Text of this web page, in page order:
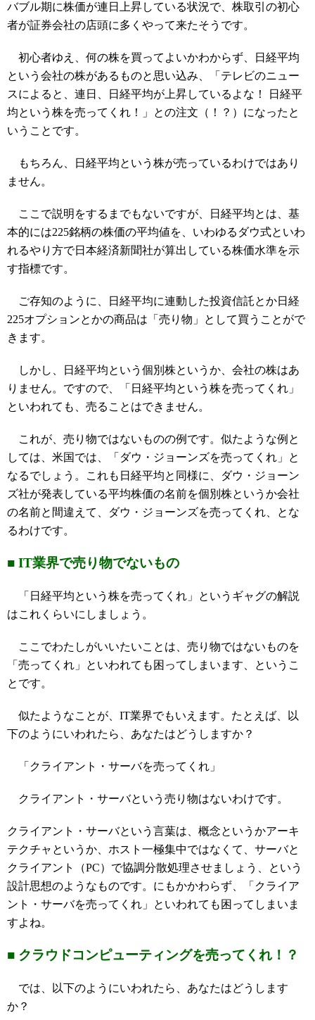
バブル期に株価が連日上昇している状況で、株取引の初心
者が証券会社の店頭に多くやって来たそうです。
初心者ゆえ、何の株を買ってよいかわからず、日経平均
という会社の株があるものと思い込み、「テレビのニュー
スによると、連日、日経平均が上昇しているよな！ 日経平
均という株を売ってくれ！」との注文（！？）になったと
いうことです。
もちろん、日経平均という株が売っているわけではあり
ません。
ここで説明をするまでもないですが、日経平均とは、基
本的には225銘柄の株価の平均値を、いわゆるダウ式といわ
れるやり方で日本経済新聞社が算出している株価水準を示
す指標です。
ご存知のように、日経平均に連動した投資信託とか日経
225オプションとかの商品は「売り物」として買うことがで
きます。
しかし、日経平均という個別株というか、会社の株はあ
りません。ですので、「日経平均という株を売ってくれ」
といわれても、売ることはできません。
これが、売り物ではないものの例です。似たような例と
しては、米国では、「ダウ・ジョーンズを売ってくれ」と
なるでしょう。これも日経平均と同様に、ダウ・ジョーン
ズ社が発表している平均株価の名前を個別株というか会社
の名前と間違えて、ダウ・ジョーンズを売ってくれ、とな
るわけです。
■ IT業界で売り物でないもの
「日経平均という株を売ってくれ」というギャグの解説
はこれくらいにしましょう。
ここでわたしがいいたいことは、売り物ではないものを
「売ってくれ」といわれても困ってしまいます、というこ
とです。
似たようなことが、IT業界でもいえます。たとえば、以
下のようにいわれたら、あなたはどうしますか？
「クライアント・サーバを売ってくれ」
クライアント・サーバという売り物はないわけです。
クライアント・サーバという言葉は、概念というかアーキ
テクチャというか、ホスト一極集中ではなくて、サーバと
クライアント（PC）で協調分散処理させましょう、という
設計思想のようなものです。にもかかわらず、「クライア
ント・サーバを売ってくれ」といわれても困ってしまいま
すよね。
■ クラウドコンピューティングを売ってくれ！？
では、以下のようにいわれたら、あなたはどうします
か？